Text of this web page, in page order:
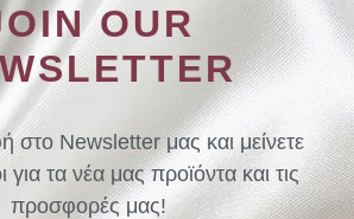
OUR
στο Newsletter μας και μείνετε
για τα νέα μας προϊόντα και τις
προσφορές μας!